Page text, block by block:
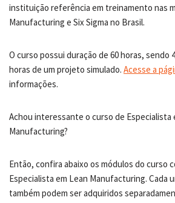
instituição referência em treinamento nas
Manufacturing e Six Sigma no Brasil.
O curso possui duração de 60 horas, sendo
horas de um projeto simulado. Acesse a
informações.
Achou interessante o curso de Especialista
Manufacturing?
Então, confira abaixo os módulos do curso
Especialista em Lean Manufacturing. Cada
também podem ser adquiridos